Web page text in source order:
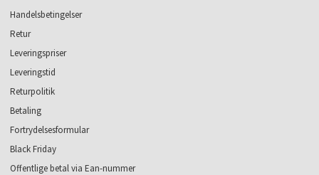
Handelsbetingelser
Retur
Leveringspriser
Leveringstid
Returpolitik
Betaling
Fortrydelsesformular
Black Friday
Offentlige betal via Ean-nummer